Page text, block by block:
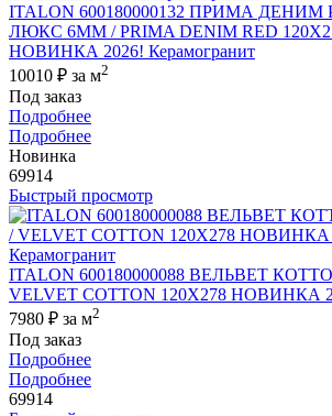
ITALON 600180000132 ПРИМА ДЕНИМ
ЛЮКС 6ММ / PRIMA DENIM RED
НОВИНКА 2026! Керамогранит
10010 ₽ за м2
Под заказ
Подробнее
Подробнее
Новинка
69914
Быстрый просмотр
ITALON 600180000088 ВЕЛЬВЕТ
VELVET COTTON 120X278 НОВИНКА
7980 ₽ за м2
Под заказ
Подробнее
Подробнее
69914